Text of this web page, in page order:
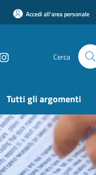
Accedi all'area personale
Cerca
Tutti gli argomenti